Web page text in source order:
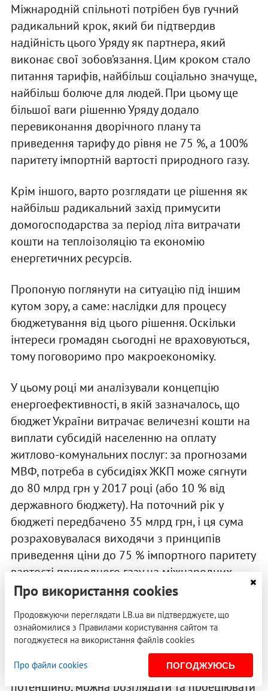
Міжнародній спільноті потрібен був гучний
радикальний крок, який би підтвердив
надійність цього Уряду як партнера, який
виконає свої зобов’язання. Цим кроком стало
питання тарифів, найбільш соціально значуще,
найбільш болюче для людей. При цьому ще
більшої ваги рішенню Уряду додало
перевиконання дворічного плану та
приведення тарифу до рівня не 75 %, а 100%
паритету імпортній вартості природного газу.
Крім іншого, варто розглядати це рішення як
найбільш радикальний захід примусити
домогосподарства за період літа витрачати
кошти на теплоізоляцію та економію
енергетичних ресурсів.
Пропоную поглянути на ситуацію під іншим
кутом зору, а саме: наслідки для процесу
бюджетування від цього рішення. Оскільки
інтереси громадян сьогодні не враховуються,
тому поговоримо про макроекономіку.
У цьому році ми аналізували концепцію
енергоефективності, в якій зазначалось, що
бюджет України витрачає величезні кошти на
виплати субсидій населенню на оплату
житлово-комунальних послуг: за прогнозами
МВФ, потреба в субсидіях ЖКП може сягнути
до 80 млрд грн у 2017 році (або 10 % від
державного бюджету). На поточний рік у
бюджеті передбачено 35 млрд грн, і ця сума
розраховувалася виходячи з принципів
приведення ціни до 75 % імпортного паритету
вартості природного газу на міжнародних
ринках.
Тобто, враховуючи те, що підвищення, яке
відбулося цього тижня, повинне було мати
місце в наступному році та призвести до
зростання витрат на субсидії на 45 млрд грн,
потенційно, можна розглядати та проеціювати
Про використання cookies
Продовжуючи переглядати LB.ua ви підтверджуєте, що
ознайомилися з Правилами користування сайтом та
погоджуєтеся на використання файлів cookies
Про файли cookies ПОГОДЖУЮСЬ